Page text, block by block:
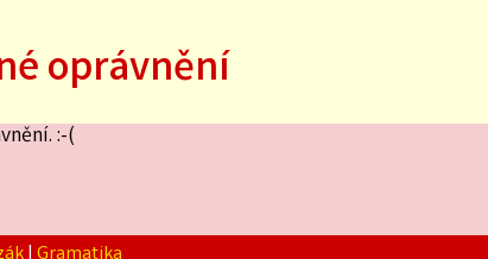
oprávnění
:-(